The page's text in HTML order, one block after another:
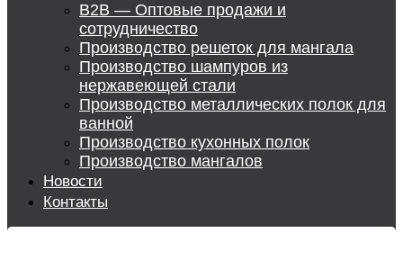
B2B — Оптовые продажи и
сотрудничество
Производство решеток для мангала
Производство шампуров из
нержавеющей стали
Производство металлических полок для
ванной
Производство кухонных полок
Производство мангалов
Новости
Контакты